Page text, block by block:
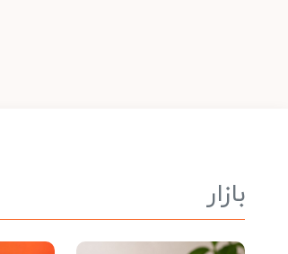
بازار